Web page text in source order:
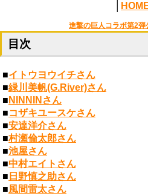
進撃の巨人コラボ第2弾
目次
■イトウヨウイチさん
■緑川美帆(G.River)さん
■ NINNINさん
■コザキユースケさん
■安達洋介さん
■村瀬倫太郎さん
■池屋さん
■中村エイトさん
■ 日野慎之助さん
■風間雷太さん